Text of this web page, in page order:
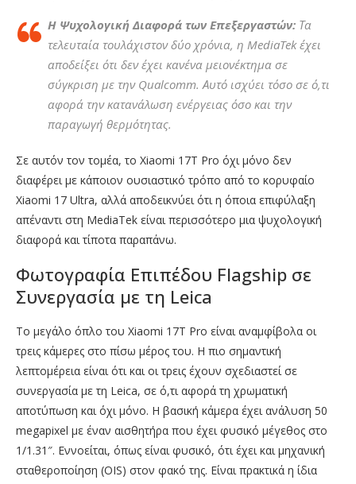
Η Ψυχολογική Διαφορά των Επεξεργαστών: Τα
τελευταία τουλάχιστον δύο χρόνια, η MediaTek έχει
αποδείξει ότι δεν έχει κανένα μειονέκτημα σε
σύγκριση με την Qualcomm. Αυτό ισχύει τόσο σε ό,τι
αφορά την κατανάλωση ενέργειας όσο και την
παραγωγή θερμότητας.
Σε αυτόν τον τομέα, το Xiaomi 17T Pro όχι μόνο δεν
διαφέρει με κάποιον ουσιαστικό τρόπο από το κορυφαίο
Xiaomi 17 Ultra, αλλά αποδεικνύει ότι η όποια επιφύλαξη
απέναντι στη MediaTek είναι περισσότερο μια ψυχολογική
διαφορά και τίποτα παραπάνω.
Φωτογραφία Επιπέδου Flagship σε
Συνεργασία με τη Leica
Το μεγάλο όπλο του Xiaomi 17T Pro είναι αναμφίβολα οι
τρεις κάμερες στο πίσω μέρος του. Η πιο σημαντική
λεπτομέρεια είναι ότι και οι τρεις έχουν σχεδιαστεί σε
συνεργασία με τη Leica, σε ό,τι αφορά τη χρωματική
αποτύπωση και όχι μόνο. Η βασική κάμερα έχει ανάλυση 50
megapixel με έναν αισθητήρα που έχει φυσικό μέγεθος στο
1/1.31″. Εννοείται, όπως είναι φυσικό, ότι έχει και μηχανική
σταθεροποίηση (OIS) στον φακό της. Είναι πρακτικά η ίδια